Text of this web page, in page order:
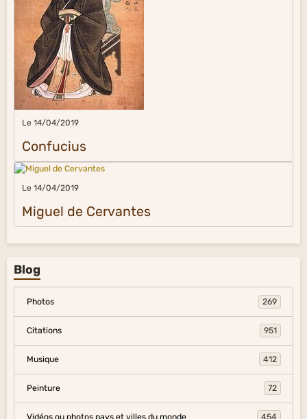
Le 14/04/2019
Confucius
Le 14/04/2019
Miguel de Cervantes
Blog
Photos 269
Citations 951
Musique 412
Peinture 72